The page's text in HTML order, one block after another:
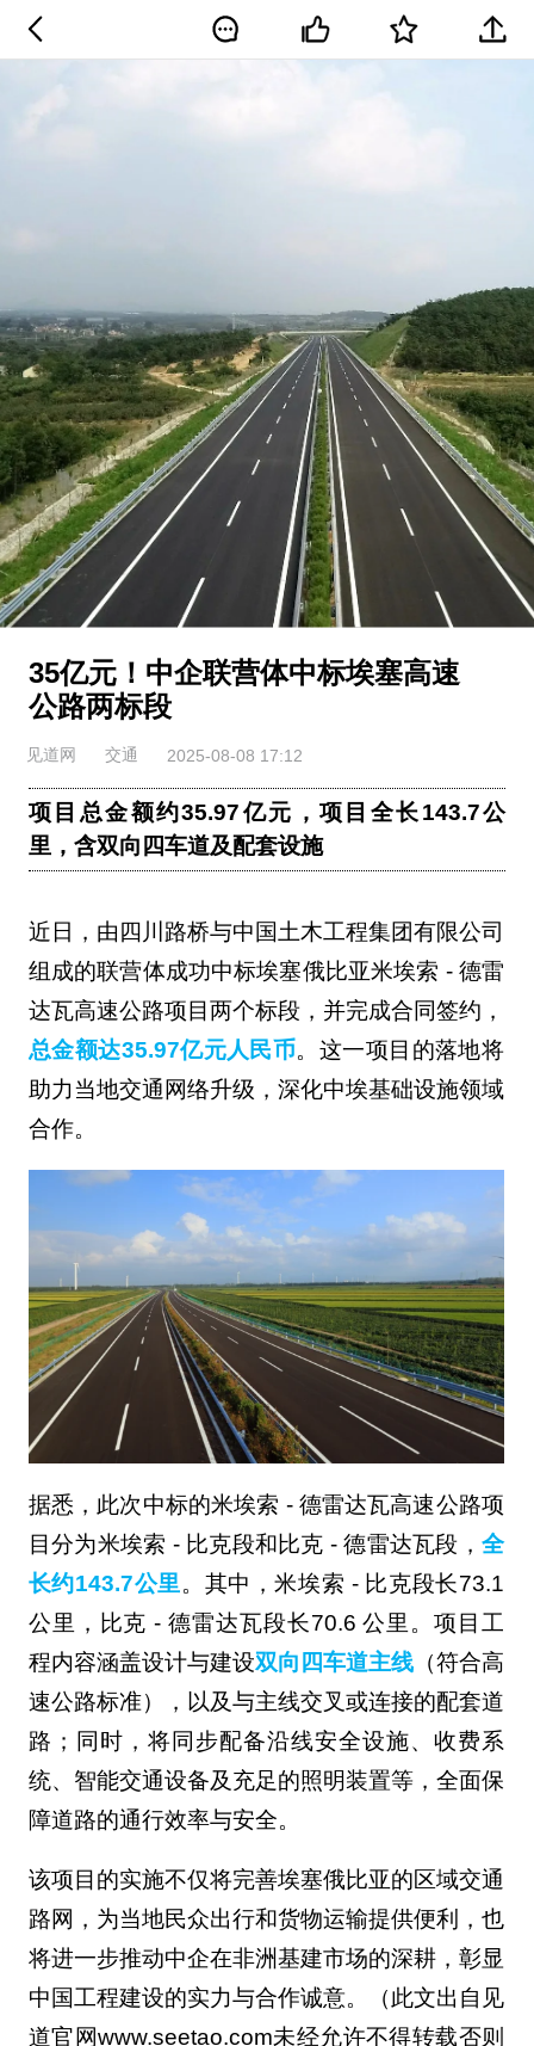
35亿元！中企联营体中标埃塞高速
公路两标段
见道网 交通 2025-08-08 17:12
项目总金额约35.97亿元，项目全长143.7公
里，含双向四车道及配套设施
近日，由四川路桥与中国土木工程集团有限公司
组成的联营体成功中标埃塞俄比亚米埃索 - 德雷
达瓦高速公路项目两个标段，并完成合同签约，
总金额达35.97亿元人民币。这一项目的落地将
助力当地交通网络升级，深化中埃基础设施领域
合作。
据悉，此次中标的米埃索 - 德雷达瓦高速公路项
目分为米埃索 - 比克段和比克 - 德雷达瓦段， 全
长约143.7公里。其中，米埃索 - 比克段长73.1
公里，比克 - 德雷达瓦段长70.6 公里。项目工
程内容涵盖设计与建设双向四车道主线（符合高
速公路标准），以及与主线交叉或连接的配套道
路；同时，将同步配备沿线安全设施、收费系
统、智能交通设备及充足的照明装置等，全面保
障道路的通行效率与安全。
该项目的实施不仅将完善埃塞俄比亚的区域交通
路网，为当地民众出行和货物运输提供便利，也
将进一步推动中企在非洲基建市场的深耕，彰显
中国工程建设的实力与合作诚意。（此文出自见
道官网www.seetao.com未经允许不得转载否则